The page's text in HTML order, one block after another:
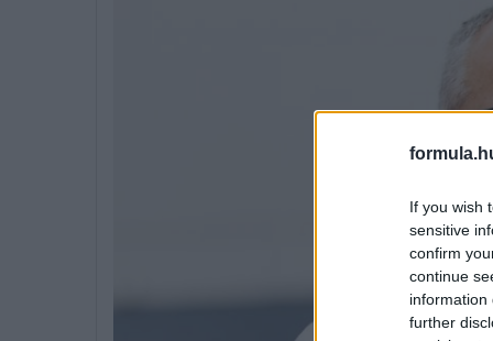
If you wish
sensitive
confirm
continue
information
further